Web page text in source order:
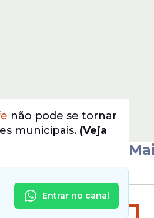
não pode se tornar
municipais. (Veja
Entrar no canal